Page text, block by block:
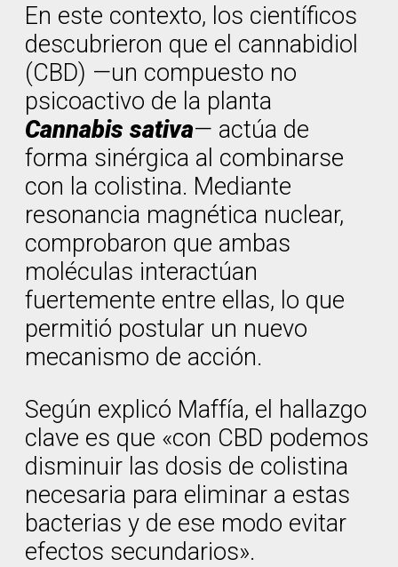
En este contexto, los científicos
descubrieron que el cannabidiol
(CBD) —un compuesto no
psicoactivo de la planta
Cannabis sativa— actúa de
forma sinérgica al combinarse
con la colistina. Mediante
resonancia magnética nuclear,
comprobaron que ambas
moléculas interactúan
fuertemente entre ellas, lo que
permitió postular un nuevo
mecanismo de acción.
Según explicó Maffía, el hallazgo
clave es que «con CBD podemos
disminuir las dosis de colistina
necesaria para eliminar a estas
bacterias y de ese modo evitar
efectos secundarios».